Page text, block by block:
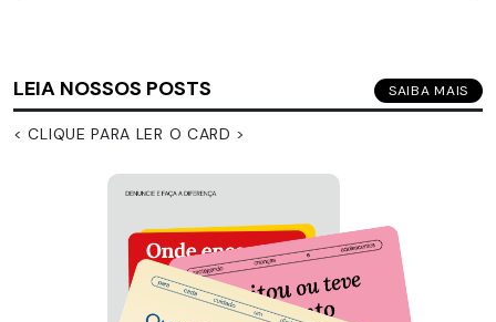
LEIA NOSSOS POSTS SAIBA MAIS
< CLIQUE PARA LER O CARD >